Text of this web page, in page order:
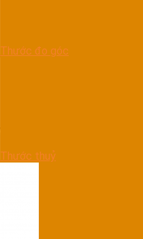
Thước đo góc
Thước thuỷ